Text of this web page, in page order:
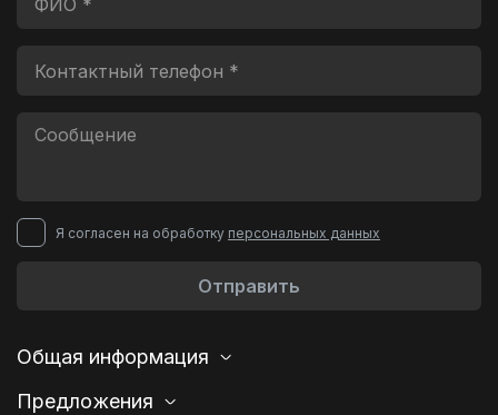
Я согласен на обработку персональных данных
Отправить
Общая информация
Предложения